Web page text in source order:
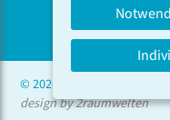
© 2026 CHOR.COM
design by 2raumwelten